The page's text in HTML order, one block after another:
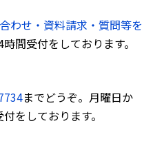
わせ・資料請求・質問等を
間受付をしております。
までどうぞ。月曜日か
をしております。